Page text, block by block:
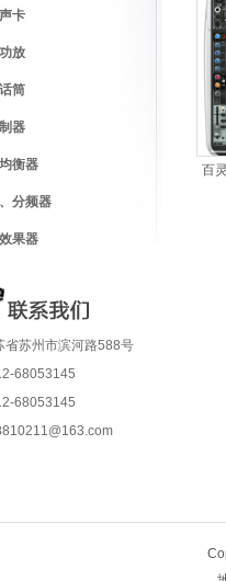
卡
放
筒
器
衡器
分频器
果器
省苏州市滨河路588号
68053145
68053145
百